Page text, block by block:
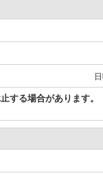
する場合があります。